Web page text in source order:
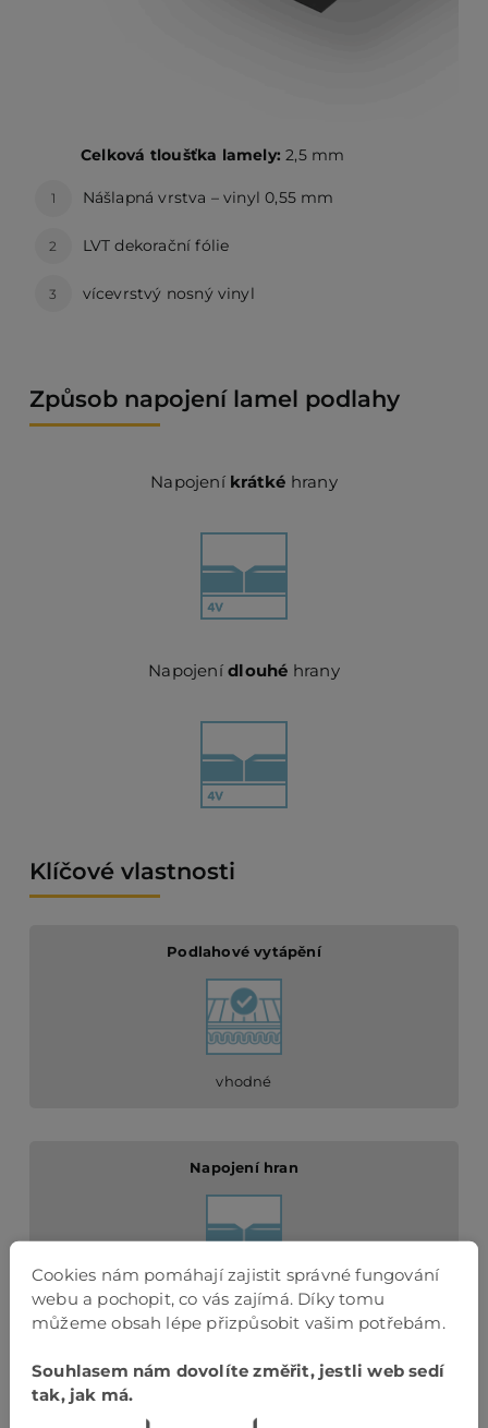
Celková tloušťka lamely: 2,5 mm
1 Nášlapná vrstva – vinyl 0,55 mm
2 LVT dekorační fólie
3 vícevrstvý nosný vinyl
Způsob napojení lamel podlahy
Napojení krátké hrany
Napojenídlouhé hrany
Klíčové vlastnosti
Podlahové vytápění
vhodné
Napojení hran
s fází 4V
Cookies nám pomáhají zajistit správné fungování
webu a pochopit, co vás zajímá. Díky tomu
můžeme obsah lépe přizpůsobit vašim potřebám.
Souhlasem nám dovolíte změřit, jestli web sedí
tak, jak má.